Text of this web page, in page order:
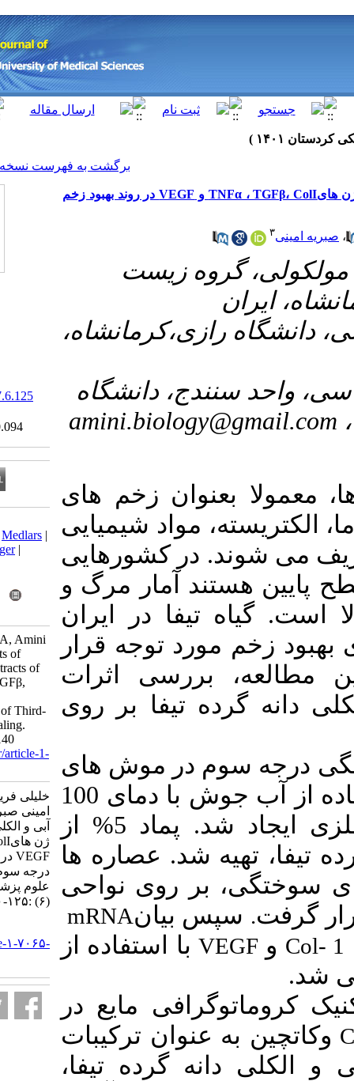
برگشت به فهرست نسخه ها
بررسی اثر عصاره آبی و الکلی دانه گرده تیفا بر بیان ژن هایTNFα ، TGFβ، ColI و VEGF در روند بهبود زخم
زیست
دانشگاه
زخم های
مواد شیمیایی
در کشورهایی
آمار مرگ و
تیفا در ایران
توجه قرار
اثرات
تیفا بر روی
در موش های
نژاد اسپراگو داولی با استفاده از آب جوش با دمای 100
درجه سانتیگراد و حلقه فلزی ایجاد شد. پماد 5% از
شد. عصاره ها
بر روی نواحی
بیانmRNA
با استفاده از
مایع در
ترکیبات
گرده تیفا،
‎ 10.61186/sjku.27.6.125
Ethics code:
IR.RAZI.REC.1400.094
BibTeX | RIS|EndNote|Medlars|
ProCite
Reference Manager
Mendeley
Zotero
Khalili F, Bidmeshkipour A, Amini
S. Evaluation of the Effects of
Aquatic and Alcoholic Extracts of
Thyfa Pollen on TNFα, TGFβ,
Expression in the Process of Third-
Degree Burns Wound Healing.
SJKU 2023; 27 (6) :125-140
URL:http://sjku.muk.ac.ir/article-1-
7065-fa.html
خلیلی فریبا، بیدمشکی پور علی،
امینی صبریه. بررسی اثر عصاره
آبی و الکلی دانه گرده تیفا بر بیان
ژن هایTNFα ، TGFβ، ColI و
VEGF در روند بهبود زخم سوختگی
درجه سوم. مجله علمي دانشگاه
علوم پزشكي كردستان. ۱۴۰۱; ۲۷
http://sjku.muk.ac.ir/article-۱-۷۰۶۵-